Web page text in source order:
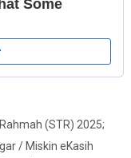
(STR) 2025;
/ Miskin eKasih